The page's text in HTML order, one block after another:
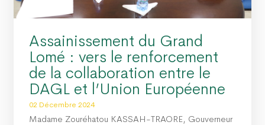
Assainissement du Grand
Lomé : vers le renforcement
de la collaboration entre le
DAGL et l’Union Européenne
02 Décembre 2024
Madame Zouréhatou KASSAH-TRAORE, Gouverneur